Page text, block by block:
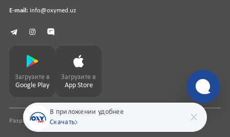
В приложении удобнее
Скачать
E-mail: info@oxymed.uz
Загрузите в
Google Play
Загрузите в
App Store
Разработка сайтаpharmit.uz